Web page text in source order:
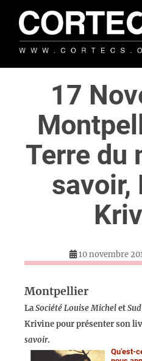
t
17
Terre du
savoir,
10 novembre
Montpellier
LaSociété Louise Michelet
Krivine pour présenter son
savoir.
Qu’est-